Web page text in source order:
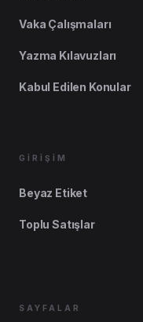
Vaka Çalışmaları
Yazma Kılavuzları
Kabul Edilen Konular
GİRİŞİM
Beyaz Etiket
Toplu Satışlar
SAYFALAR